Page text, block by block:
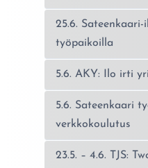
25.6.
työpaikoilla
5.6. AKY: Ilo irti
5.6. Sateenkaari
verkkokoulutus
23.5. – 4.6. TJS: